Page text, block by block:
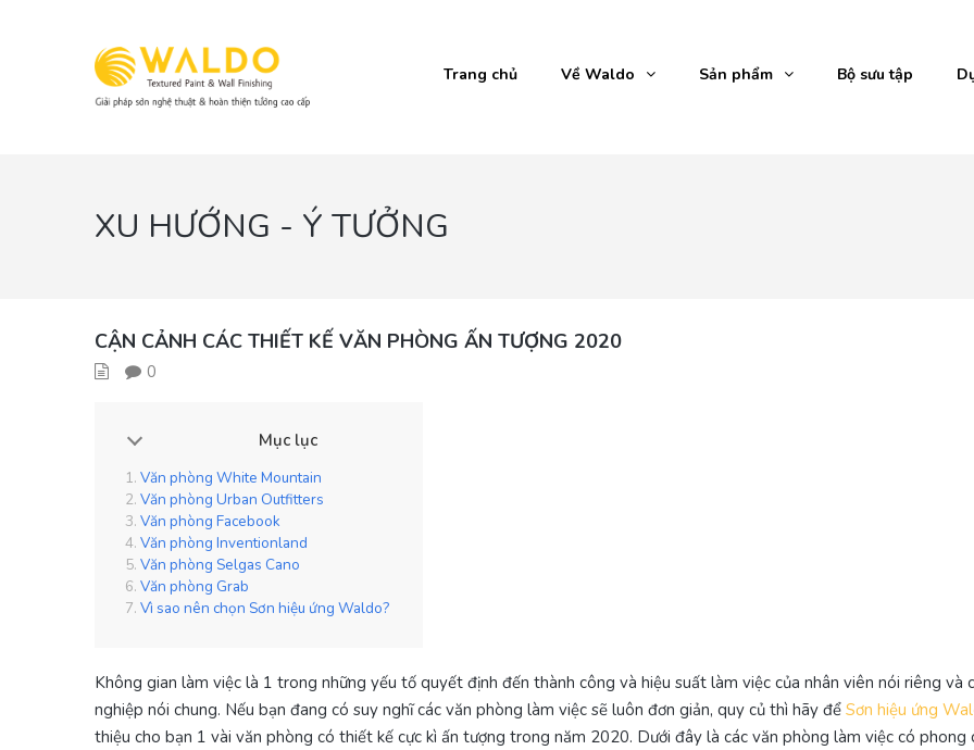
Trang chủ Về Waldo Sản phẩm Bộ sưu tập
XU HƯỚNG - Ý TƯỞNG
CẬN CẢNH CÁC THIẾT KẾ VĂN PHÒNG ẤN TƯỢNG 2020
0
Mục lục
Văn phòng White Mountain
Văn phòng Urban Outfitters
Văn phòng Facebook
Văn phòng Inventionland
Văn phòng Selgas Cano
Văn phòng Grab
Vì sao nên chọn Sơn hiệu ứng Waldo?
Không gian làm việc là 1 trong những yếu tố quyết định đến thành công và hiệu suất làm việc của nhân viên nói riêng và
nghiệp nói chung. Nếu bạn đang có suy nghĩ các văn phòng làm việc sẽ luôn đơn giản, quy củ thì hãy để Sơn hiệu ứng
thiệu cho bạn 1 vài văn phòng có thiết kế cực kì ấn tượng trong năm 2020. Dưới đây là các văn phòng làm việc có phong